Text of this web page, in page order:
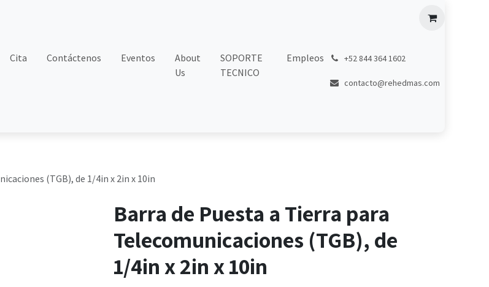
Cita Contáctenos Eventos
About
Us
SOPORTE
TECNICO
Empleos +52 844 364 1602
contacto@rehedmas.com
(TGB), de 1/4in x 2in x 10in
Barra de Puesta a Tierra para
Telecomunicaciones (TGB), de
1/4in x 2in x 10in